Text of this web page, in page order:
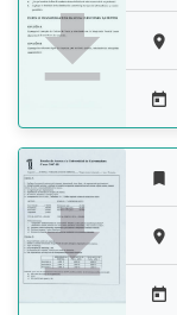
 




